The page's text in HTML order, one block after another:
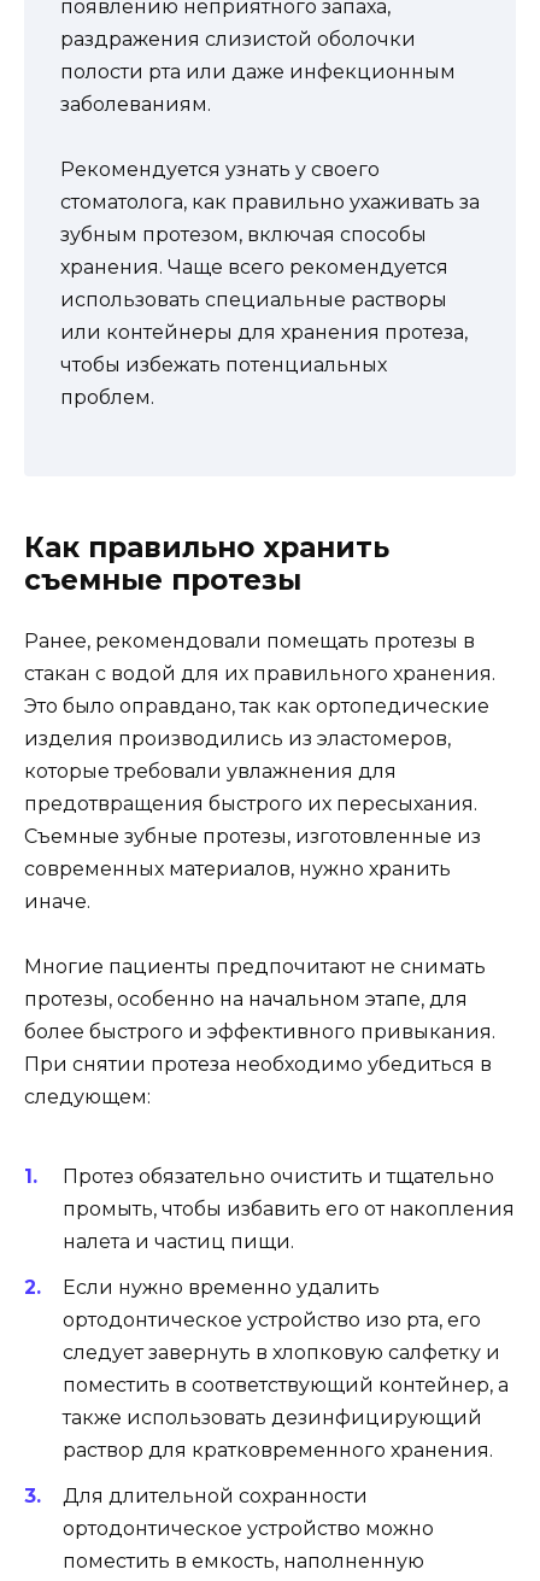
появлению неприятного запаха,
раздражения слизистой оболочки
полости рта или даже инфекционным
заболеваниям.
Рекомендуется узнать у своего
стоматолога, как правильно ухаживать за
зубным протезом, включая способы
хранения. Чаще всего рекомендуется
использовать специальные растворы
или контейнеры для хранения протеза,
чтобы избежать потенциальных
проблем.
Как правильно хранить
съемные протезы
Ранее, рекомендовали помещать протезы в
стакан с водой для их правильного хранения.
Это было оправдано, так как ортопедические
изделия производились из эластомеров,
которые требовали увлажнения для
предотвращения быстрого их пересыхания.
Съемные зубные протезы, изготовленные из
современных материалов, нужно хранить
иначе.
Многие пациенты предпочитают не снимать
протезы, особенно на начальном этапе, для
более быстрого и эффективного привыкания.
При снятии протеза необходимо убедиться в
следующем:
Протез обязательно очистить и тщательно
промыть, чтобы избавить его от накопления
налета и частиц пищи.
Если нужно временно удалить
ортодонтическое устройство изо рта, его
следует завернуть в хлопковую салфетку и
поместить в соответствующий контейнер, а
также использовать дезинфицирующий
раствор для кратковременного хранения.
Для длительной сохранности
ортодонтическое устройство можно
поместить в емкость, наполненную